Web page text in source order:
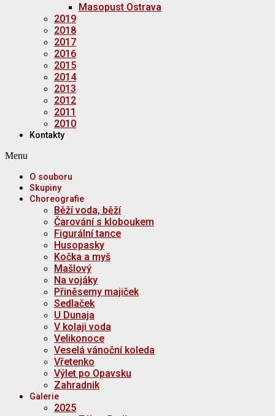
Masopust Ostrava
2019
2018
2017
2016
2015
2014
2013
2012
2011
2010
Kontakty
Menu
O souboru
Skupiny
Choreografie
Běží voda, běží
Čarování s kloboukem
Figurální tance
Husopasky
Kočka a myš
Mašlový
Na vojáky
Přiněsemy majiček
Sedlaček
U Dunaja
V kolaji voda
Velikonoce
Veselá vánoční koleda
Vřetenko
Výlet po Opavsku
Zahradnik
Galerie
2025